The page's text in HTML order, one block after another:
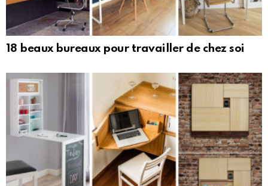
18 beaux bureaux pour travailler de chez soi